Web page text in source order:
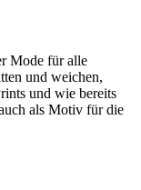
Mode für alle
und weichen,
und wie bereits
als Motiv für die